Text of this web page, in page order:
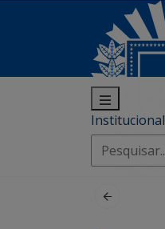
Institucional
Pesquisar
por: